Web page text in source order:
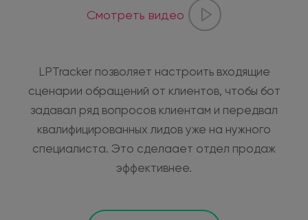
Смотреть видео
LPTracker позволяет настроить входящие
сценарии обращений от клиентов, чтобы бот
задавал ряд вопросов клиентам и передвал
квалифицированных лидов уже на нужного
специалиста. Это сделаает отдел продаж
эффективнее.